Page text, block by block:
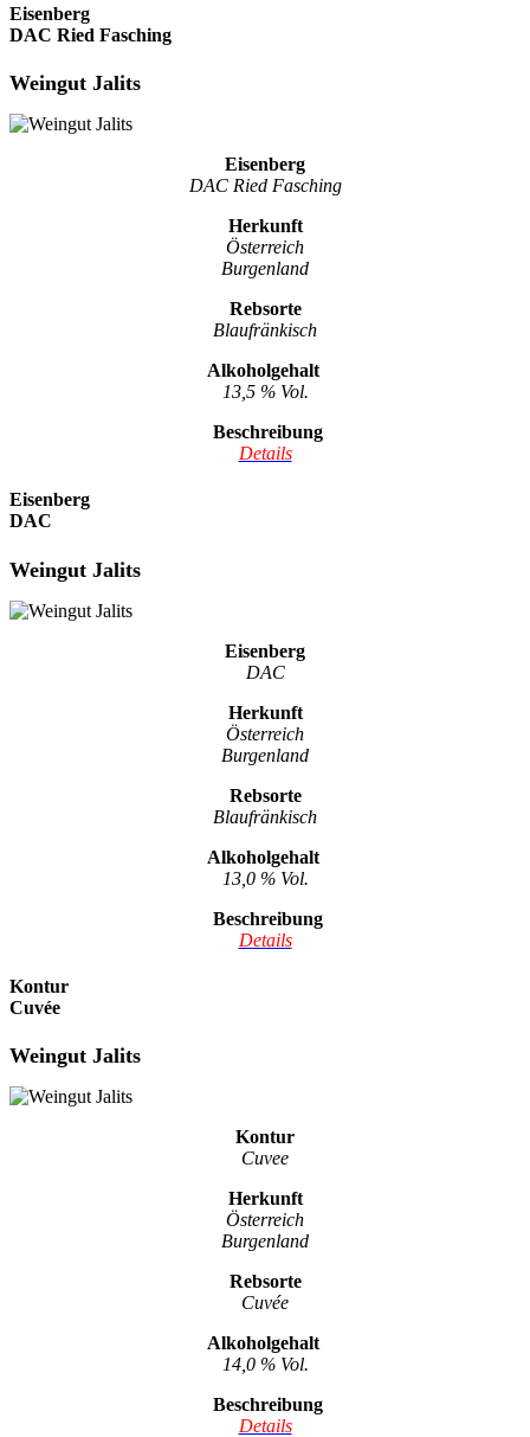
Eisenberg
DAC Ried Fasching
Weingut Jalits
Eisenberg
DAC Ried Fasching
Herkunft
Österreich
Burgenland
Rebsorte
Blaufränkisch
Alkoholgehalt
13,5 % Vol.
Beschreibung
Details
Eisenberg
DAC
Weingut Jalits
Eisenberg
DAC
Herkunft
Österreich
Burgenland
Rebsorte
Blaufränkisch
Alkoholgehalt
13,0 % Vol.
Beschreibung
Details
Kontur
Cuvée
Weingut Jalits
Kontur
Cuvee
Herkunft
Österreich
Burgenland
Rebsorte
Cuvée
Alkoholgehalt
14,0 % Vol.
Beschreibung
Details